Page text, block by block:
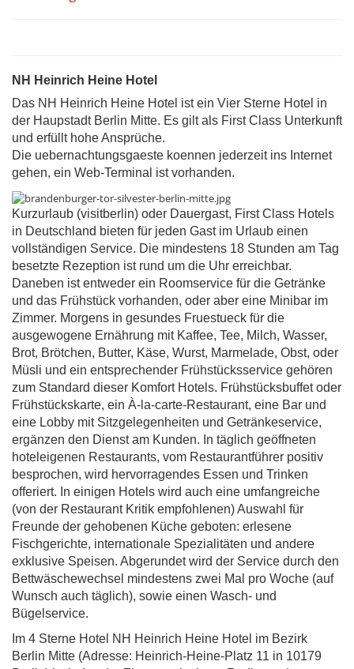
NH Heinrich Heine Hotel
Das NH Heinrich Heine Hotel ist ein Vier Sterne Hotel in
der Haupstadt Berlin Mitte. Es gilt als First Class Unterkunft
und erfüllt hohe Ansprüche.
Die uebernachtungsgaeste koennen jederzeit ins Internet
gehen, ein Web-Terminal ist vorhanden.
Kurzurlaub (visitberlin) oder Dauergast, First Class Hotels
in Deutschland bieten für jeden Gast im Urlaub einen
vollständigen Service. Die mindestens 18 Stunden am Tag
besetzte Rezeption ist rund um die Uhr erreichbar.
Daneben ist entweder ein Roomservice für die Getränke
und das Frühstück vorhanden, oder aber eine Minibar im
Zimmer. Morgens in gesundes Fruestueck für die
ausgewogene Ernährung mit Kaffee, Tee, Milch, Wasser,
Brot, Brötchen, Butter, Käse, Wurst, Marmelade, Obst, oder
Müsli und ein entsprechender Frühstücksservice gehören
zum Standard dieser Komfort Hotels. Frühstücksbuffet oder
Frühstückskarte, ein À-la-carte-Restaurant, eine Bar und
eine Lobby mit Sitzgelegenheiten und Getränkeservice,
ergänzen den Dienst am Kunden. In täglich geöffneten
hoteleigenen Restaurants, vom Restaurantführer positiv
besprochen, wird hervorragendes Essen und Trinken
offeriert. In einigen Hotels wird auch eine umfangreiche
(von der Restaurant Kritik empfohlenen) Auswahl für
Freunde der gehobenen Küche geboten: erlesene
Fischgerichte, internationale Spezialitäten und andere
exklusive Speisen. Abgerundet wird der Service durch den
Bettwäschewechsel mindestens zwei Mal pro Woche (auf
Wunsch auch täglich), sowie einen Wasch- und
Bügelservice.
Im 4 Sterne Hotel NH Heinrich Heine Hotel im Bezirk
Berlin Mitte (Adresse: Heinrich-Heine-Platz 11 in 10179